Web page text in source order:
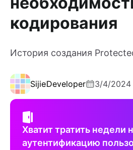
кодирования
История создания
SijieDeveloper 3/4/2024
Хватит тратить недели
аутентификацию